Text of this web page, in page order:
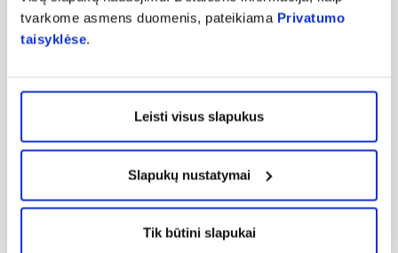
tvarkome asmens duomenis, pateikiama Privatumo
taisyklėse.
Leisti visus slapukus
Slapukų nustatymai
Tik būtini slapukai
prekės ženklo sukurti produktai kuriami
remiantis moksliniai tyrimais ir skirti sveikatos
BIOFARMACIJA ypač akcentuoja natūralias
vitaminus ir mineralus imuniteto stiprinimui,
nervų sistemos funkcijos ir energijos
apykaitos palaikymui, sąnarių ir kaulų